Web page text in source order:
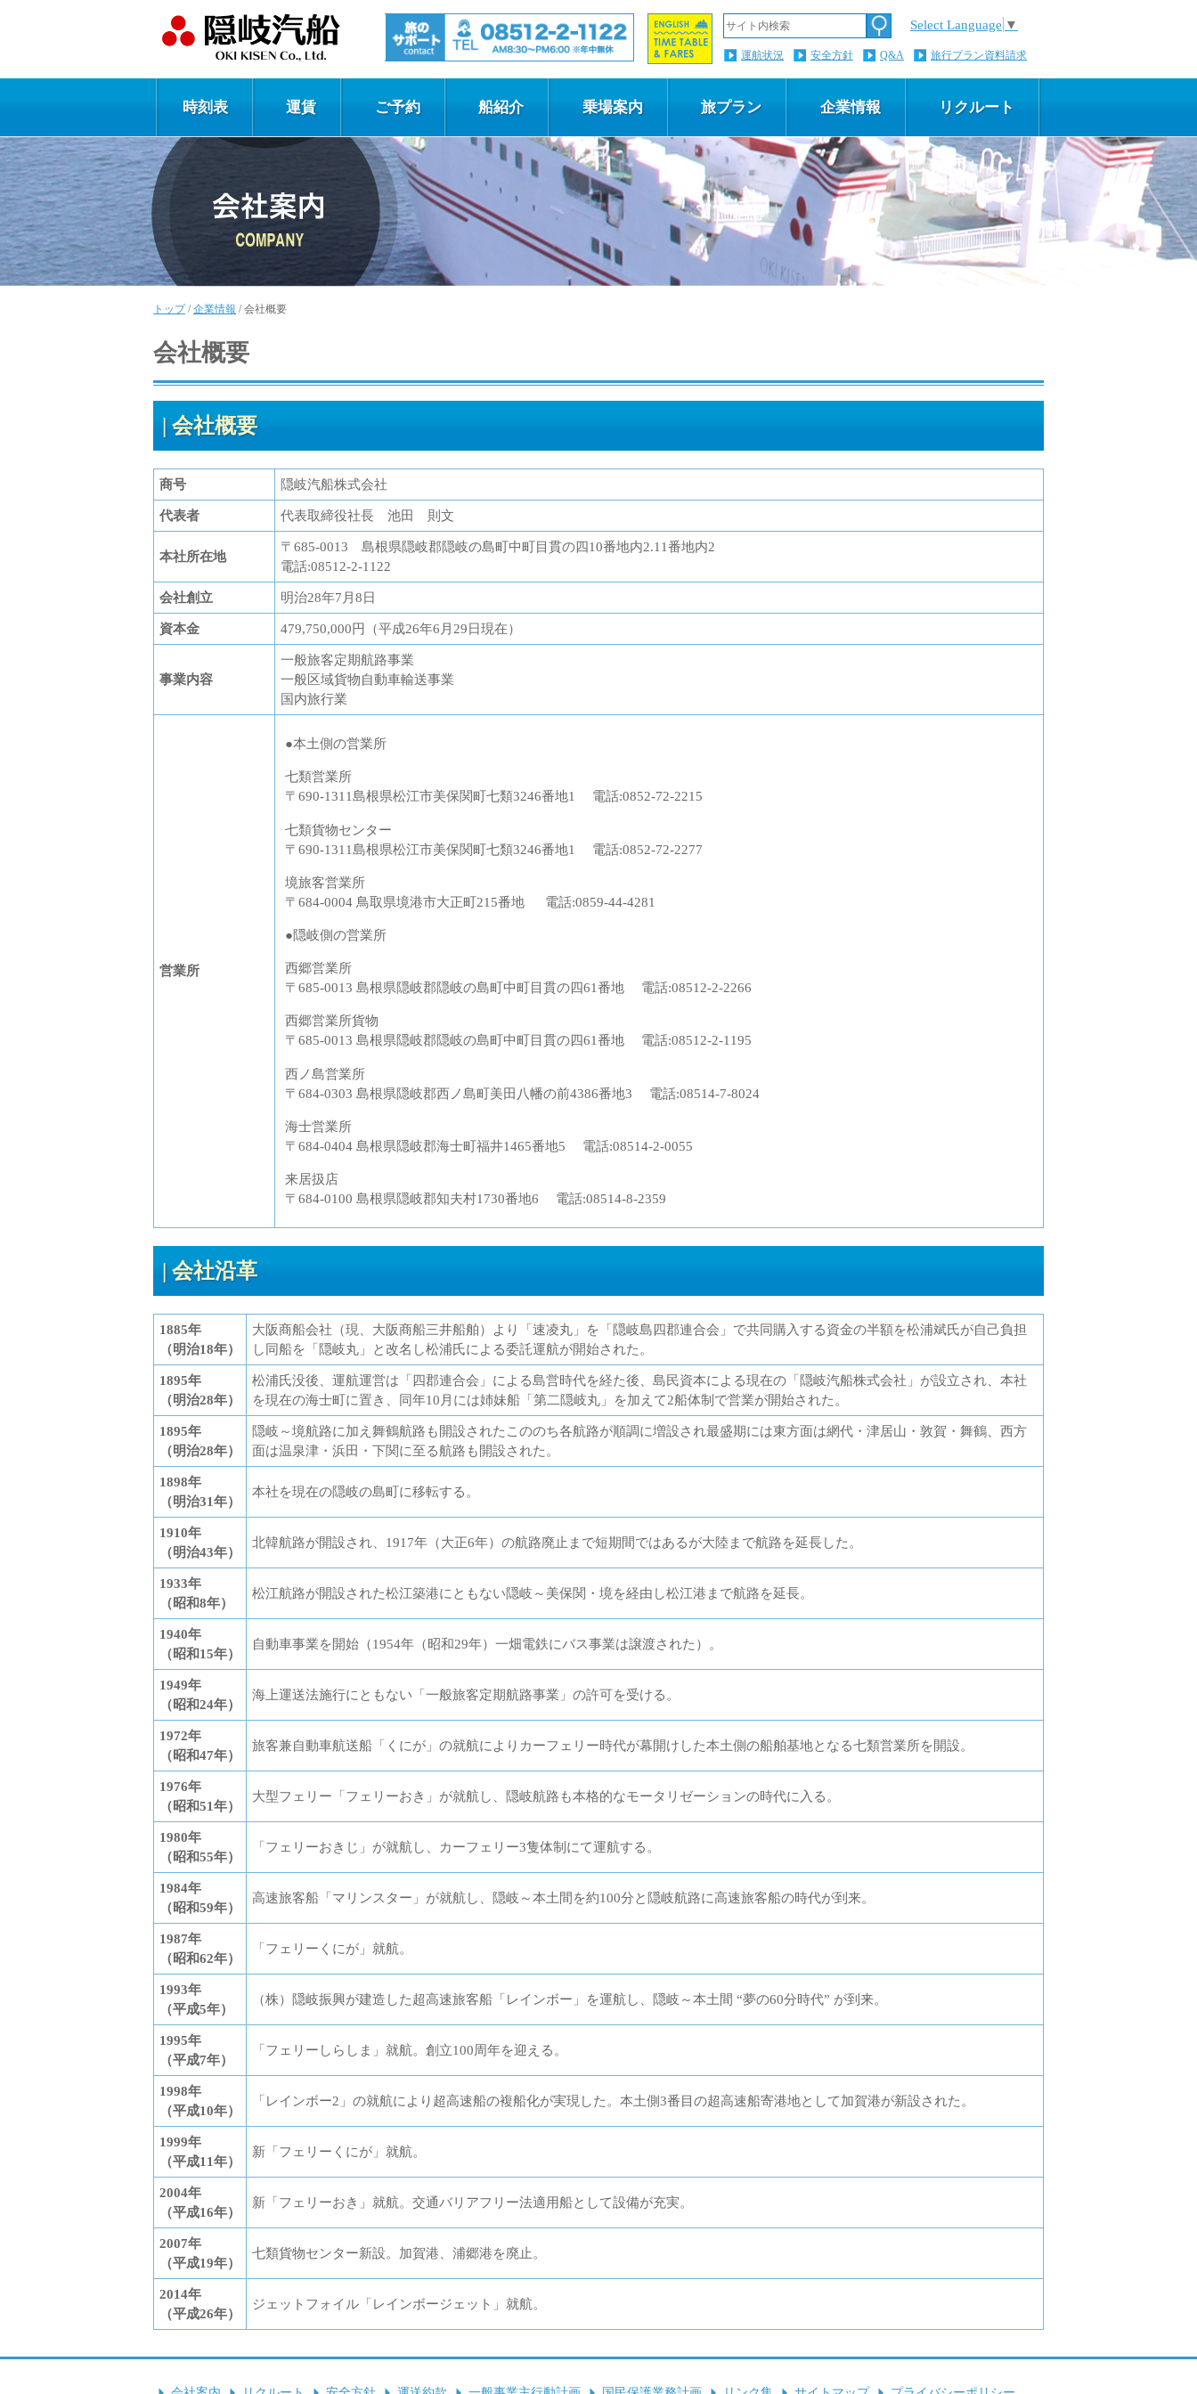
Select Language ▼
運航状況 安全方針 Q&A 旅行プラン資料請求
時刻表 運賃 ご予約 船紹介 乗場案内 旅プラン 企業情報 リクルート
トップ/企業情報 /会社概要
会社概要
会社概要
商号 隠岐汽船株式会社
代表者 代表取締役社長 池田 則文
本社所在地
〒685-0013 島根県隠岐郡隠岐の島町中町目貫の四10番地内2.11番地内2
電話:08512-2-1122
会社創立 明治28年7月8日
資本金 479,750,000円（平成26年6月29日現在）
事業内容
一般旅客定期航路事業
一般区域貨物自動車輸送事業
国内旅行業
営業所
●本土側の営業所
七類営業所
〒690-1311島根県松江市美保関町七類3246番地1 電話:0852-72-2215
七類貨物センター
〒690-1311島根県松江市美保関町七類3246番地1 電話:0852-72-2277
境旅客営業所
〒684-0004 鳥取県境港市大正町215番地 電話:0859-44-4281
●隠岐側の営業所
西郷営業所
〒685-0013 島根県隠岐郡隠岐の島町中町目貫の四61番地 電話:08512-2-2266
西郷営業所貨物
〒685-0013 島根県隠岐郡隠岐の島町中町目貫の四61番地 電話:08512-2-1195
西ノ島営業所
〒684-0303 島根県隠岐郡西ノ島町美田八幡の前4386番地3 電話:08514-7-8024
海士営業所
〒684-0404 島根県隠岐郡海士町福井1465番地5 電話:08514-2-0055
来居扱店
〒684-0100 島根県隠岐郡知夫村1730番地6 電話:08514-8-2359
会社沿革
1885年
（明治18年）
大阪商船会社（現、大阪商船三井船舶）より「速凌丸」を「隠岐島四郡連合会」で共同購入する資金の半額を松浦斌氏が自己負担
し同船を「隠岐丸」と改名し松浦氏による委託運航が開始された。
1895年
（明治28年）
松浦氏没後、運航運営は「四郡連合会」による島営時代を経た後、島民資本による現在の「隠岐汽船株式会社」が設立され、本社
を現在の海士町に置き、同年10月には姉妹船「第二隠岐丸」を加えて2船体制で営業が開始された。
1895年
（明治28年）
隠岐～境航路に加え舞鶴航路も開設されたこののち各航路が順調に増設され最盛期には東方面は網代・津居山・敦賀・舞鶴、西方
面は温泉津・浜田・下関に至る航路も開設された。
1898年
（明治31年）
本社を現在の隠岐の島町に移転する。
1910年
（明治43年）
北韓航路が開設され、1917年（大正6年）の航路廃止まで短期間ではあるが大陸まで航路を延長した。
1933年
（昭和8年）
松江航路が開設された松江築港にともない隠岐～美保関・境を経由し松江港まで航路を延長。
1940年
（昭和15年）
自動車事業を開始（1954年（昭和29年）一畑電鉄にバス事業は譲渡された）。
1949年
（昭和24年）
海上運送法施行にともない「一般旅客定期航路事業」の許可を受ける。
1972年
（昭和47年）
旅客兼自動車航送船「くにが」の就航によりカーフェリー時代が幕開けした本土側の船舶基地となる七類営業所を開設。
1976年
（昭和51年）
大型フェリー「フェリーおき」が就航し、隠岐航路も本格的なモータリゼーションの時代に入る。
1980年
（昭和55年）
「フェリーおきじ」が就航し、カーフェリー3隻体制にて運航する。
1984年
（昭和59年）
高速旅客船「マリンスター」が就航し、隠岐～本土間を約100分と隠岐航路に高速旅客船の時代が到来。
1987年
（昭和62年）
「フェリーくにが」就航。
1993年
（平成5年）
（株）隠岐振興が建造した超高速旅客船「レインボー」を運航し、隠岐～本土間 “夢の60分時代” が到来。
1995年
（平成7年）
「フェリーしらしま」就航。創立100周年を迎える。
1998年
（平成10年）
「レインボー2」の就航により超高速船の複船化が実現した。本土側3番目の超高速船寄港地として加賀港が新設された。
1999年
（平成11年）
新「フェリーくにが」就航。
2004年
（平成16年）
新「フェリーおき」就航。交通バリアフリー法適用船として設備が充実。
2007年
（平成19年）
七類貨物センター新設。加賀港、浦郷港を廃止。
2014年
（平成26年）
ジェットフォイル「レインボージェット」就航。